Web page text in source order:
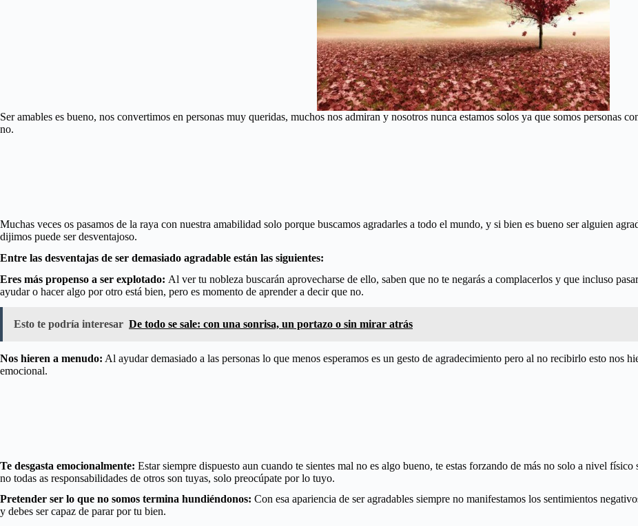
Ser amables es bueno, nos convertimos en personas muy queridas, muchos nos admiran y nosotros nunca estamos solos ya que somos personas
no.
Muchas veces os pasamos de la raya con nuestra amabilidad solo porque buscamos agradarles a todo el mundo, y si bien es bueno ser alguien
dijimos puede ser desventajoso.
Entre las desventajas de ser demasiado agradable están las siguientes:
Eres más propenso a ser explotado: Al ver tu nobleza buscarán aprovecharse de ello, saben que no te negarás a complacerlos y que incluso
ayudar o hacer algo por otro está bien, pero es momento de aprender a decir que no.
Esto te podría interesar De todo se sale: con una sonrisa, un portazo o sin mirar atrás
Nos hieren a menudo: Al ayudar demasiado a las personas lo que menos esperamos es un gesto de agradecimiento pero al no recibirlo esto nos
emocional.
Te desgasta emocionalmente: Estar siempre dispuesto aun cuando te sientes mal no es algo bueno, te estas forzando de más no solo a nivel
no todas as responsabilidades de otros son tuyas, solo preocúpate por lo tuyo.
Pretender ser lo que no somos termina hundiéndonos: Con esa apariencia de ser agradables siempre no manifestamos los sentimientos
y debes ser capaz de parar por tu bien.